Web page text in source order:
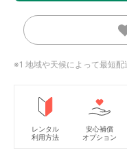
※1 地域や天候によって最短配
レンタル
利用方法
安心補償
オプション